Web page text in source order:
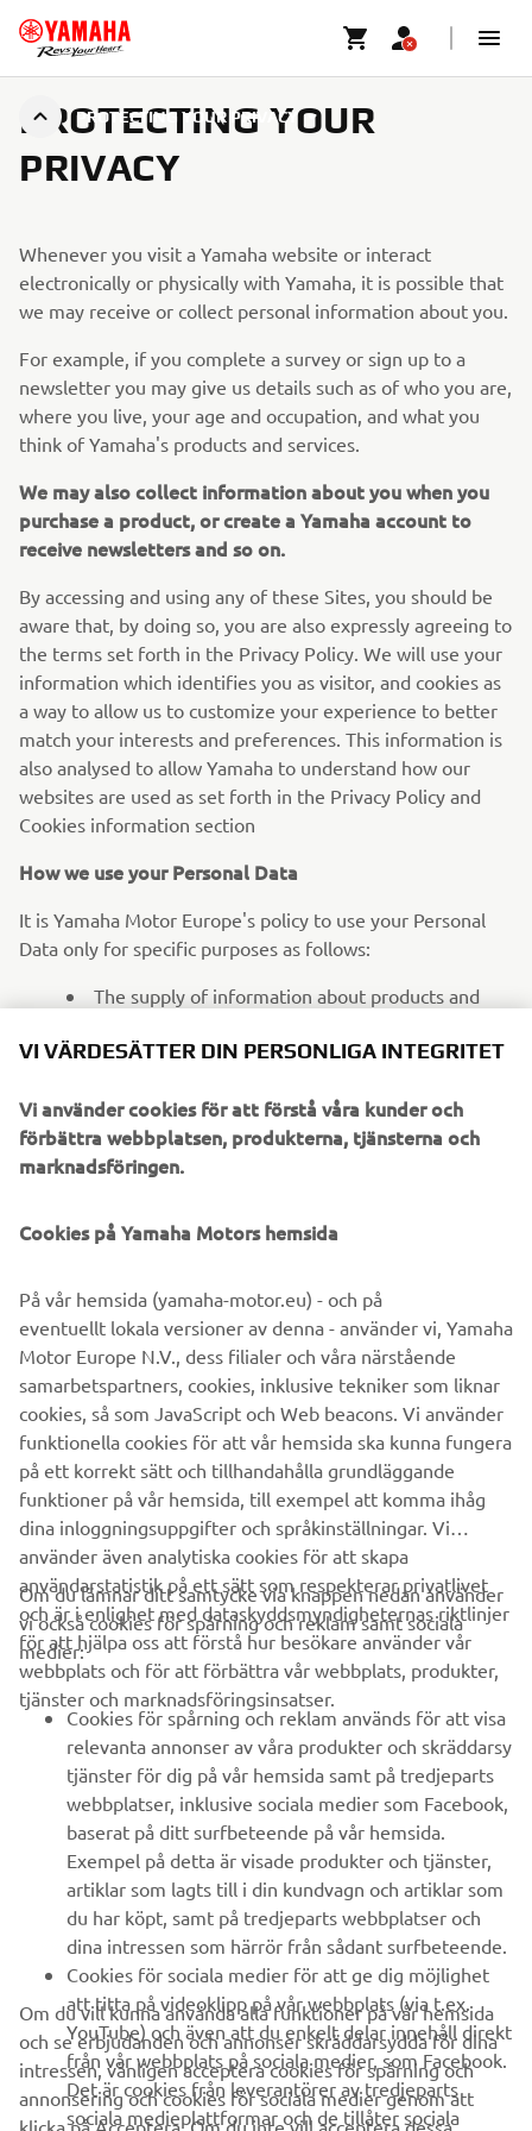
PROTECTING YOUR PRIVACY
PROTECTING YOUR
PRIVACY
Whenever you visit a Yamaha website or interact
electronically or physically with Yamaha, it is possible that
we may receive or collect personal information about you.
For example, if you complete a survey or sign up to a
newsletter you may give us details such as of who you are,
where you live, your age and occupation, and what you
think of Yamaha's products and services.
We may also collect information about you when you
purchase a product, or create a Yamaha account to
receive newsletters and so on.
By accessing and using any of these Sites, you should be
aware that, by doing so, you are also expressly agreeing to
the terms set forth in the Privacy Policy. We will use your
information which identifies you as visitor, and cookies as
a way to allow us to customize your experience to better
match your interests and preferences. This information is
also analysed to allow Yamaha to understand how our
websites are used as set forth in the Privacy Policy and
Cookies information section
How we use your Personal Data
It is Yamaha Motor Europe's policy to use your Personal
Data only for specific purposes as follows:
The supply of information about products and
For the internal evaluation of Yamaha Motor
To be able to provide you with the best Yamaha
Motor Europe products and services.
privacy of our customers and visitors to our Sites. Data
affiliate of Yamaha Motor Europe in the EU and by any
other third parties in the EU, with whom Yamaha Motor
Europe has signed appropriate contracts to ensure
compliance with the applicable Data Protection legislation.
To find out more about how we use your information
please see our
Privacy Policy
FÖRETAG
B2B
UTFORSKA YAMAHA
FAQ & SUPPORT
NYHETSBREV
Bli först att ta del av de senaste erbjudandena, evenemangen,
nyheterna och mycket mer
PRENUMERERA
VI VÄRDESÄTTER DIN PERSONLIGA INTEGRITET
Vi använder cookies för att förstå våra kunder och
förbättra webbplatsen, produkterna, tjänsterna och
marknadsföringen.
Cookies på Yamaha Motors hemsida
På vår hemsida (yamaha-motor.eu) - och på
eventuellt lokala versioner av denna - använder vi, Yamaha
Motor Europe N.V., dess filialer och våra närstående
samarbetspartners, cookies, inklusive tekniker som liknar
cookies, så som JavaScript och Web beacons. Vi använder
funktionella cookies för att vår hemsida ska kunna fungera
på ett korrekt sätt och tillhandahålla grundläggande
funktioner på vår hemsida, till exempel att komma ihåg
dina inloggningsuppgifter och språkinställningar. Vi
använder även analytiska cookies för att skapa
användarstatistik på ett sätt som respekterar privatlivet
och är i enlighet med dataskyddsmyndigheternas riktlinjer
för att hjälpa oss att förstå hur besökare använder vår
webbplats och för att förbättra vår webbplats, produkter,
tjänster och marknadsföringsinsatser.
Om du lämnar ditt samtycke via knappen nedan använder
vi också cookies för spårning och reklam samt sociala
medier:
Cookies för spårning och reklam används för att visa
relevanta annonser av våra produkter och skräddarsy
tjänster för dig på vår hemsida samt på tredjeparts
webbplatser, inklusive sociala medier som Facebook,
baserat på ditt surfbeteende på vår hemsida.
Exempel på detta är visade produkter och tjänster,
artiklar som lagts till i din kundvagn och artiklar som
du har köpt, samt på tredjeparts webbplatser och
dina intressen som härrör från sådant surfbeteende.
Cookies för sociala medier för att ge dig möjlighet
att titta på videoklipp på vår webbplats (via t.ex.
YouTube) och även att du enkelt delar innehåll direkt
från vår webbplats på sociala medier, som Facebook.
Det är cookies från leverantörer av tredjeparts
sociala medieplattformar och de tillåter sociala
Om du vill kunna använda alla funktioner på vår hemsida
och se erbjudanden och annonser skräddarsydda för dina
intressen, vänligen acceptera cookies för spårning och
annonsering och cookies för sociala medier genom att
klicka på Acceptera. Om du inte vill acceptera dessa